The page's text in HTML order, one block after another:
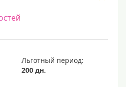
Льготный период:
200 дн.